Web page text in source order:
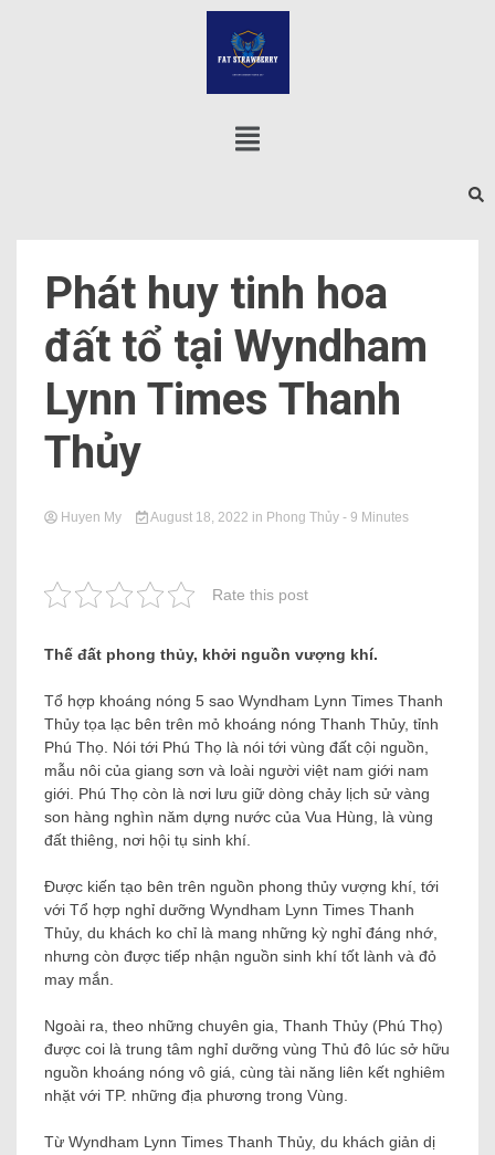
Phát huy tinh hoa
đất tổ tại Wyndham
Lynn Times Thanh
Thủy
Huyen My August 18, 2022 in Phong Thủy - 9 Minutes
Rate this post
Thế đất phong thủy, khởi nguồn vượng khí.
Tổ hợp khoáng nóng 5 sao Wyndham Lynn Times Thanh
Thủy tọa lạc bên trên mỏ khoáng nóng Thanh Thủy, tỉnh
Phú Thọ. Nói tới Phú Thọ là nói tới vùng đất cội nguồn,
mẫu nôi của giang sơn và loài người việt nam giới nam
giới. Phú Thọ còn là nơi lưu giữ dòng chảy lịch sử vàng
son hàng nghìn năm dựng nước của Vua Hùng, là vùng
đất thiêng, nơi hội tụ sinh khí.
Được kiến ​​tạo bên trên nguồn phong thủy vượng khí, tới
với Tổ hợp nghỉ dưỡng Wyndham Lynn Times Thanh
Thủy, du khách ko chỉ là mang những kỳ nghỉ đáng nhớ,
nhưng còn được tiếp nhận nguồn sinh khí tốt lành và đỏ
may mắn.
Ngoài ra, theo những chuyên gia, Thanh Thủy (Phú Thọ)
được coi là trung tâm nghỉ dưỡng vùng Thủ đô lúc sở hữu
nguồn khoáng nóng vô giá, cùng tài năng liên kết nghiêm
nhặt với TP. những địa phương trong Vùng.
Từ Wyndham Lynn Times Thanh Thủy, du khách giản dị